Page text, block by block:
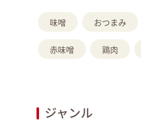
味噌 おつまみ
赤味噌 鶏肉
ジャンル